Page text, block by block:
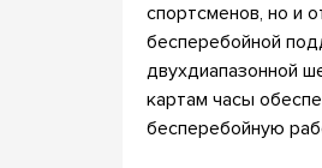
спортсменов, но и
бесперебойной
двухдиапазонной
картам часы
бесперебойную